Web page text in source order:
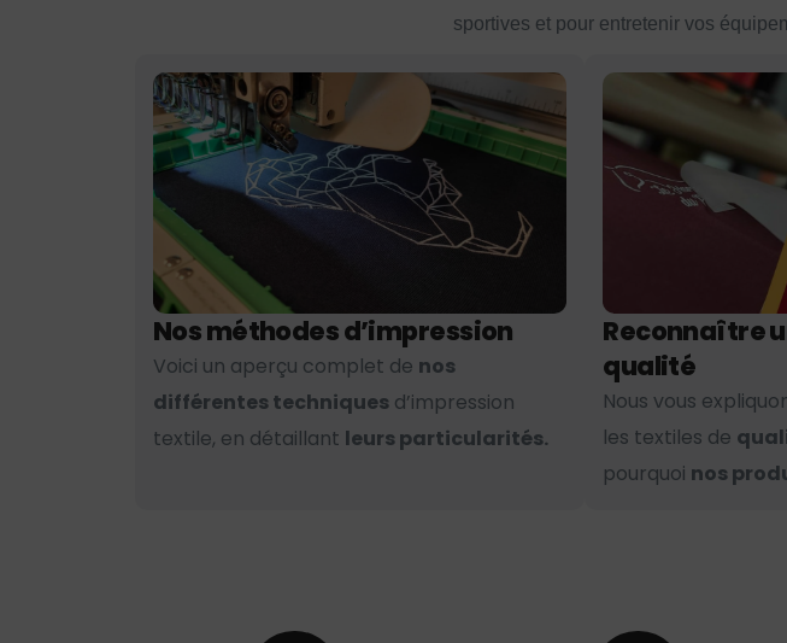
sportives et pour entretenir vos
Nos méthodes d’impression
Voici un aperçu complet de nos
différentes techniques d’impression
textile, en détaillant leurs particularités.
Reconnaître
qualité
Nous vous
les textiles de
pourquoi nos